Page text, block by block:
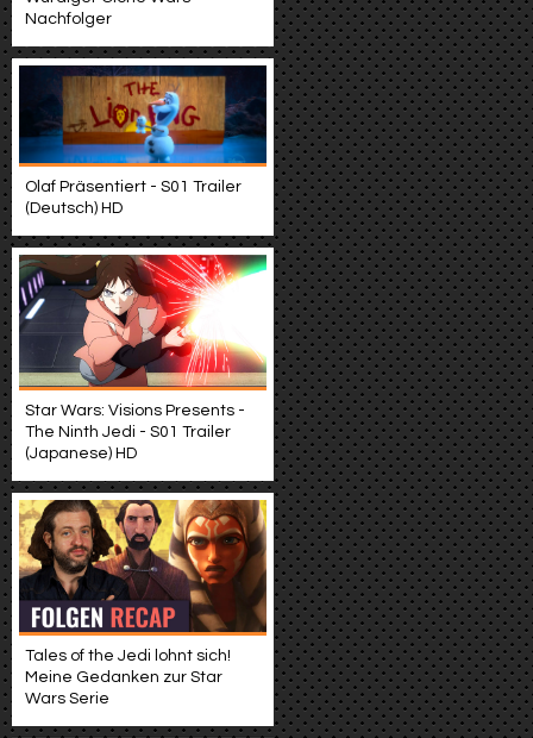
Nachfolger
Olaf Präsentiert - S01 Trailer
(Deutsch) HD
Star Wars: Visions Presents -
The Ninth Jedi - S01 Trailer
(Japanese) HD
Tales of the Jedi lohnt sich!
Meine Gedanken zur Star
Wars Serie